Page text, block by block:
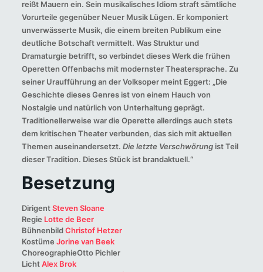
reißt Mauern ein. Sein musikalisches Idiom straft sämtliche
Vorurteile gegenüber Neuer Musik Lügen. Er komponiert
unverwässerte Musik, die einem breiten Publikum eine
deutliche Botschaft vermittelt. Was Struktur und
Dramaturgie betrifft, so verbindet dieses Werk die frühen
Operetten Offenbachs mit modernster Theatersprache. Zu
seiner Uraufführung an der Volksoper meint Eggert: „Die
Geschichte dieses Genres ist von einem Hauch von
Nostalgie und natürlich von Unterhaltung geprägt.
Traditionellerweise war die Operette allerdings auch stets
dem kritischen Theater verbunden, das sich mit aktuellen
Themen auseinandersetzt. Die letzte Verschwörungist Teil
dieser Tradition. Dieses Stück ist brandaktuell.“
Besetzung
DirigentSteven Sloane
Regie Lotte de Beer
BühnenbildChristof Hetzer
Kostüme Jorine van Beek
ChoreographieOtto Pichler
LichtAlex Brok